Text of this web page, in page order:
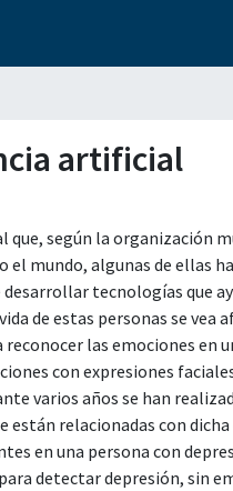
artificial
según la organización
el mundo, algunas de ellas
tecnologías que
de estas personas se vea
las emociones en
con expresiones
varios años se han
relacionadas con
en una persona con
detectar depresión, sin